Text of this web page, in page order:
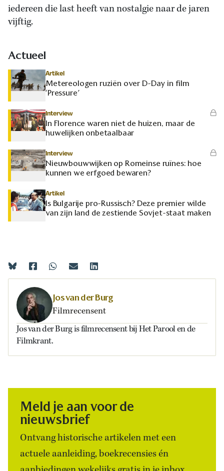
iedereen die last heeft van nostalgie naar de jaren
vijftig.
Actueel
Artikel
Metereologen ruziën over D-Day in film
‘Pressure’
Interview
In Florence waren niet de huizen, maar de
huwelijken onbetaalbaar
Interview
Nieuwbouwwijken op Romeinse ruïnes: hoe
kunnen we erfgoed bewaren?
Artikel
Is Bulgarije pro-Russisch? Deze premier wilde
van zijn land de zestiende Sovjet-staat maken
Jos van der Burg
Filmrecensent
Jos van der Burg is filmrecensent bij Het Parool en de
Filmkrant.
Meld je aan voor de
nieuwsbrief
Ontvang historische artikelen met een
actuele aanleiding, boekrecensies én